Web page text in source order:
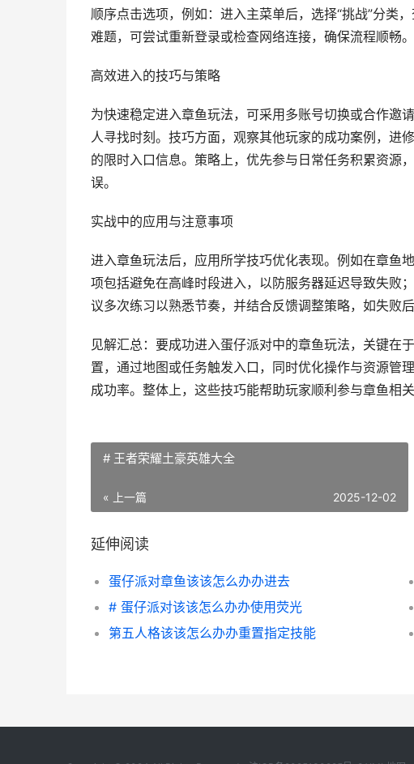
顺序点击选项，例如：进入主菜单后，选择“挑战”分类
难题，可尝试重新登录或检查网络连接，确保流程顺畅。
高效进入的技巧与策略
为快速稳定进入章鱼玩法，可采用多账号切换或合作邀
人寻找时刻。技巧方面，观察其他玩家的成功案例，进
的限时入口信息。策略上，优先参与日常任务积累资源
误。
实战中的应用与注意事项
进入章鱼玩法后，应用所学技巧优化表现。例如在章鱼
项包括避免在高峰时段进入，以防服务器延迟导致失败
议多次练习以熟悉节奏，并结合反馈调整策略，如失败
见解汇总：要成功进入蛋仔派对中的章鱼玩法，关键在
置，通过地图或任务触发入口，同时优化操作与资源管
成功率。整体上，这些技巧能帮助玩家顺利参与章鱼相
# 王者荣耀土豪英雄大全
« 上一篇 2025-12-02
延伸阅读
蛋仔派对章鱼该该怎么办办进去
# 蛋仔派对该该怎么办办使用荧光
第五人格该该怎么办办重置指定技能